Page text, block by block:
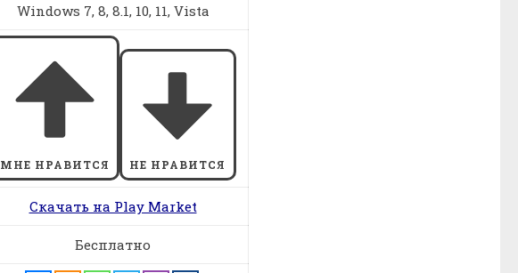
Windows 7, 8, 8.1, 10, 11, Vista
МНЕ НРАВИТСЯ НЕ НРАВИТСЯ
Скачать на Play Market
Бесплатно